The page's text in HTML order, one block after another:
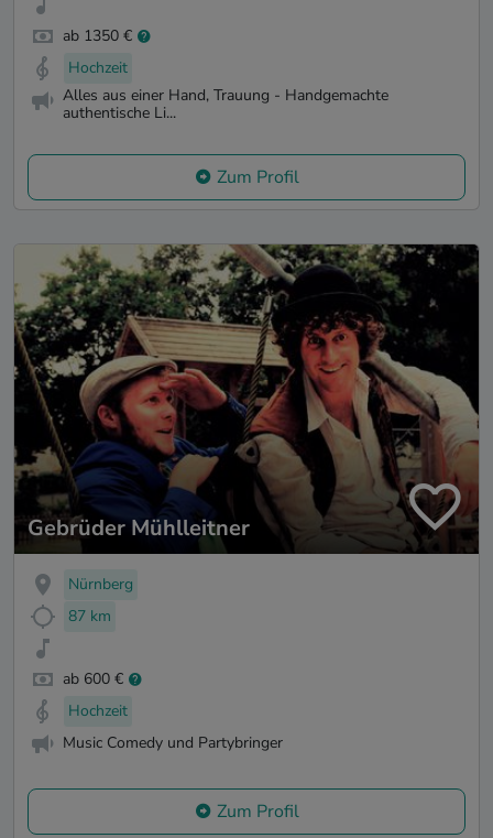
ab 1350 €
Hochzeit
Alles aus einer Hand, Trauung - Handgemachte
authentische Li...
Zum Profil
Gebrüder Mühlleitner
Nürnberg
87 km
ab 600 €
Hochzeit
Music Comedy und Partybringer
Zum Profil